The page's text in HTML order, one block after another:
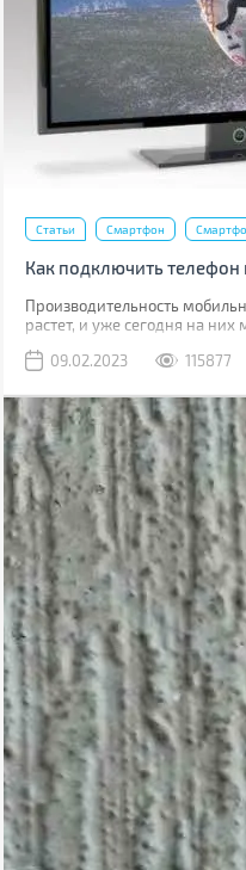
Статьи Смартфон
Как подключить телефон
Производительность
растет, и уже сегодня на
09.02.2023
115877